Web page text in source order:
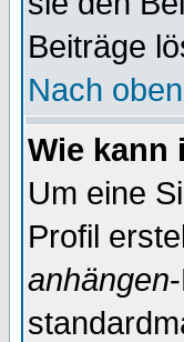
Beiträge
Nach oben
Wie kann
Um eine
Profil
anhängen